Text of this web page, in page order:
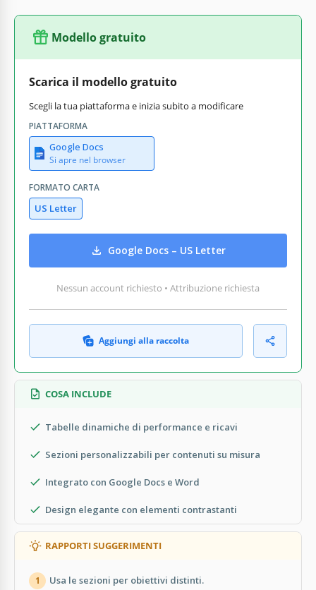
Modello gratuito
Scarica il modello gratuito
Scegli la tua piattaforma e inizia subito a modificare
PIATTAFORMA
Google Docs
Si apre nel browser
FORMATO CARTA
US Letter
Google Docs – US Letter
Nessun account richiesto • Attribuzione richiesta
Aggiungi alla raccolta
COSA INCLUDE
Tabelle dinamiche di performance e ricavi
Sezioni personalizzabili per contenuti su misura
Integrato con Google Docs e Word
Design elegante con elementi contrastanti
RAPPORTI SUGGERIMENTI
1 Usa le sezioni per obiettivi distinti.